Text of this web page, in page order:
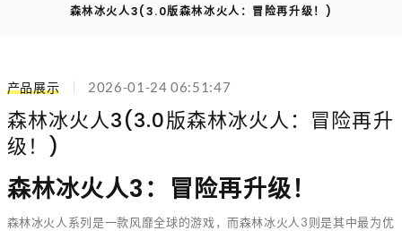
森林冰火人3(3.0版森林冰火人：冒险再升级！)
产品展示 2026-01-24 06:51:47
森林冰火人3(3.0版森林冰火人：冒险再升
级！)
森林冰火人3：冒险再升级！
森林冰火人系列是一款风靡全球的游戏，而森林冰火人3则是其中最为优